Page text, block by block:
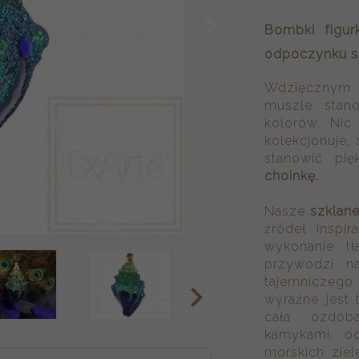
Bombki
odpoczynku
muszle,
kolorów.
stanowić
choinkę.
Nasze
źródeł
wykonanie
przywodzi
wyraźne jest
cała
kamykami:
morskich